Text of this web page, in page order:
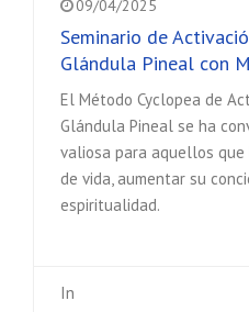
09/04/2025
Seminario de
Glándula Pineal con
El Método Cyclopea de
Glándula Pineal se ha
valiosa para aquellos
de vida, aumentar su
espiritualidad.
In